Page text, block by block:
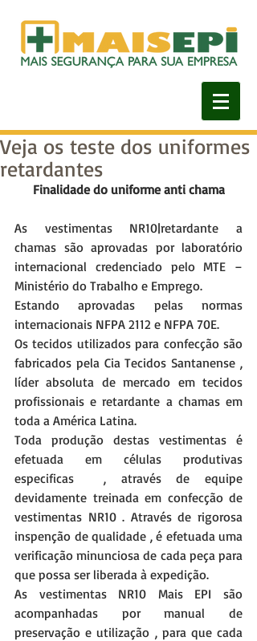
Veja os teste dos uniformes
retardantes
Finalidade do uniforme anti chama
As vestimentas NR10|retardante a
chamas são aprovadas por laboratório
internacional credenciado pelo MTE –
Ministério do Trabalho e Emprego.
Estando aprovadas pelas normas
internacionais NFPA 2112 e NFPA 70E.
Os tecidos utilizados para confecção são
fabricados pela Cia Tecidos Santanense ,
líder absoluta de mercado em tecidos
profissionais e retardante a chamas em
toda a América Latina.
Toda produção destas vestimentas é
efetuada em células produtivas
especificas  , através de equipe
devidamente treinada em confecção de
vestimentas NR10 . Através de rigorosa
inspenção de qualidade , é efetuada uma
verificação minunciosa de cada peça para
que possa ser liberada à expedição.
As vestimentas NR10 Mais EPI são
acompanhadas por manual de
preservação e utilização , para que cada